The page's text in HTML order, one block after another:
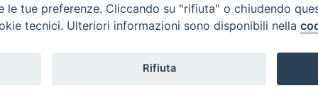
80011 Acerra (NA) - Tel/Fax 081 5209329 - ced@diocesiacerra.it ©
le tue preferenze. Cliccando su "rifiuta" o chiudendo
tecnici. Ulteriori informazioni sono disponibili nella
Rifiuta